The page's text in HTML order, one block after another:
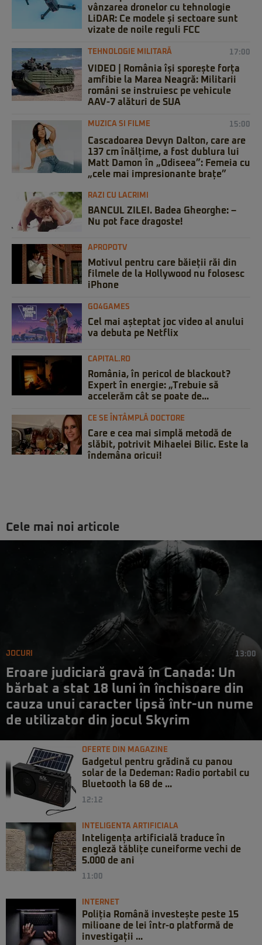
vânzarea dronelor cu tehnologie
LiDAR: Ce modele și sectoare sunt
vizate de noile reguli FCC
TEHNOLOGIE MILITARĂ 17:00
VIDEO | România își sporește forța
amfibie la Marea Neagră: Militarii
români se instruiesc pe vehicule
AAV-7 alături de SUA
MUZICA SI FILME 15:00
Cascadoarea Devyn Dalton, care are
137 cm înălțime, a fost dublura lui
Matt Damon în „Odiseea”: Femeia cu
„cele mai impresionante brațe”
RAZI CU LACRIMI
BANCUL ZILEI. Badea Gheorghe: –
Nu pot face dragoste!
APROPOTV
Motivul pentru care băieții răi din
filmele de la Hollywood nu folosesc
iPhone
GO4GAMES
Cel mai așteptat joc video al anului
va debuta pe Netflix
CAPITAL.RO
România, în pericol de blackout?
Expert în energie: „Trebuie să
accelerăm cât se poate de...
CE SE ÎNTÂMPLĂ DOCTORE
Care e cea mai simplă metodă de
slăbit, potrivit Mihaelei Bilic. Este la
îndemâna oricui!
Cele mai noi articole
JOCURI 13:00
Eroare judiciară gravă în Canada: Un
bărbat a stat 18 luni în închisoare din
cauza unui caracter lipsă într-un nume
de utilizator din jocul Skyrim
OFERTE DIN MAGAZINE
Gadgetul pentru grădină cu panou
solar de la Dedeman: Radio portabil cu
Bluetooth la 68 de ...
12:12
INTELIGENTA ARTIFICIALA
Inteligența artificială traduce în
engleză tăblițe cuneiforme vechi de
5.000 de ani
11:00
INTERNET
Poliția Română investește peste 15
milioane de lei într-o platformă de
investigații ...